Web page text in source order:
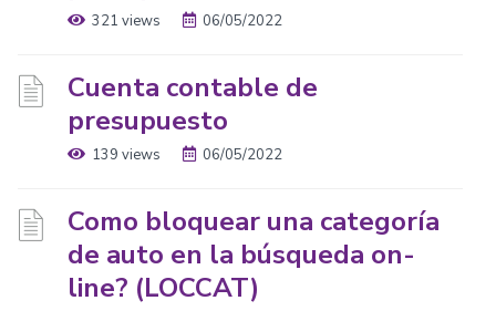
321 views 06/05/2022
Cuenta contable de
presupuesto
139 views 06/05/2022
Como bloquear una categoría
de auto en la búsqueda on-
line? (LOCCAT)